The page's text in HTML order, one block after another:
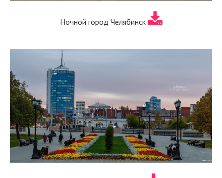
Ночной город Челябинск